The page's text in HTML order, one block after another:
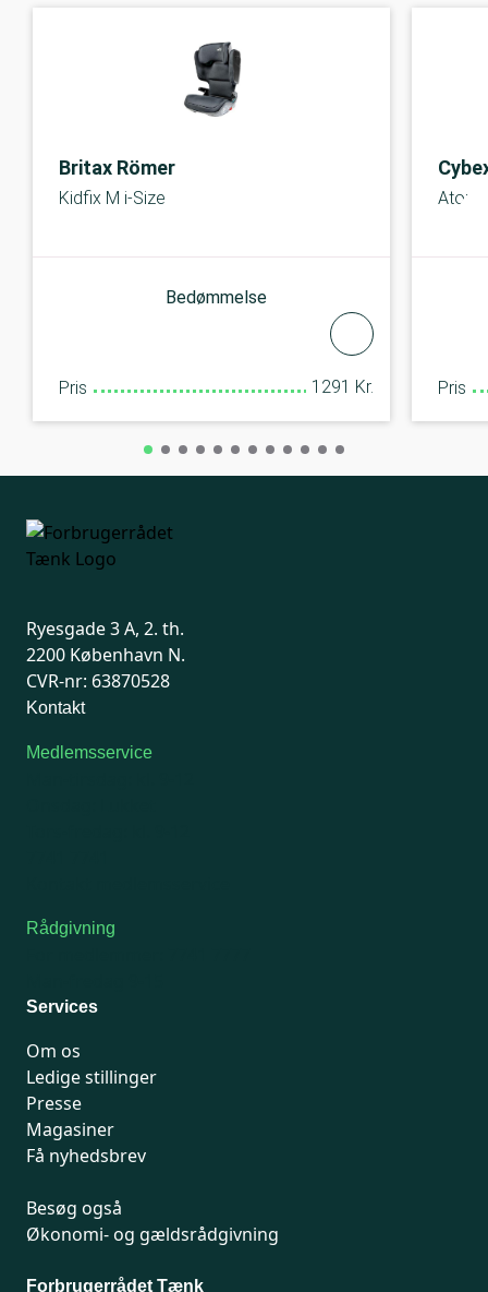
Britax Römer
Kidfix M i-Size
Bedømmelse
Pris 1291 Kr.
Aton
Pris
Ryesgade 3 A, 2. th.
2200 København N.
CVR-nr: 63870528
Kontakt
Medlemsservice
Rådgivning
Services
Om os
Ledige stillinger
Presse
Magasiner
Få nyhedsbrev
Besøg også
Økonomi- og gældsrådgivning
Forbrugerrådet Tænk